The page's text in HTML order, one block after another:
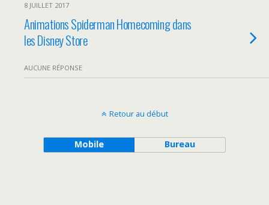
8 JUILLET 2017
Animations Spiderman Homecoming dans
les Disney Store
AUCUNE RÉPONSE
Retour au début
Mobile Bureau